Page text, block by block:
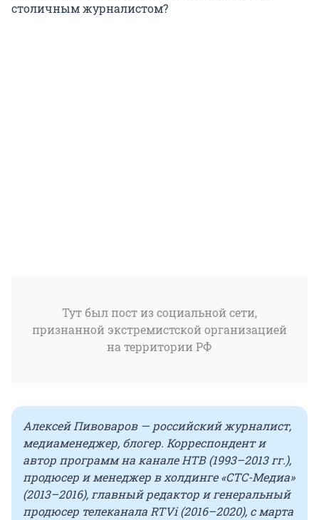
столичным журналистом?
Тут был пост из социальной сети,
признанной экстремистской организацией
на территории РФ
Алексей Пивоваров — российский журналист,
медиаменеджер, блогер. Корреспондент и
автор программ на канале НТВ (1993–2013 гг.),
продюсер и менеджер в холдинге «СТС-Медиа»
(2013–2016), главный редактор и генеральный
продюсер телеканала RTVi (2016–2020), с марта